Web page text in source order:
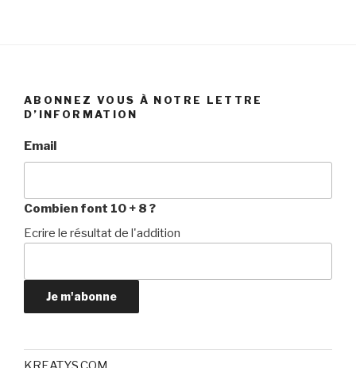
ABONNEZ VOUS À NOTRE LETTRE
D’INFORMATION
Email
Combien font 10 + 8 ?
Ecrire le résultat de l'addition
Je m'abonne